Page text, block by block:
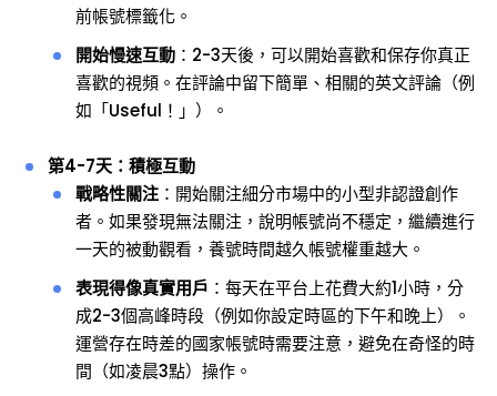
前帳號標籤化。
開始慢速互動 ：2-3天後，可以開始喜歡和保存你真正
喜歡的視頻。在評論中留下簡單、相關的英文評論（例
如「Useful！」）。
第4-7天：積極互動
戰略性關注 ：開始關注細分市場中的小型非認證創作
者。如果發現無法關注，說明帳號尚不穩定，繼續進行
一天的被動觀看，養號時間越久帳號權重越大。
表現得像真實用戶 ：每天在平台上花費大約1小時，分
成2-3個高峰時段（例如你設定時區的下午和晚上）。
運營存在時差的國家帳號時需要注意，避免在奇怪的時
間（如凌晨3點）操作。